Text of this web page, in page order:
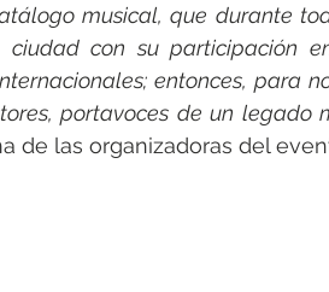
musical, que durante
con su participación
entonces, para
portavoces de un legado
de las organizadoras del